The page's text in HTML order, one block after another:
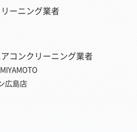
ーニング業者
コンクリーニング業者
広島店